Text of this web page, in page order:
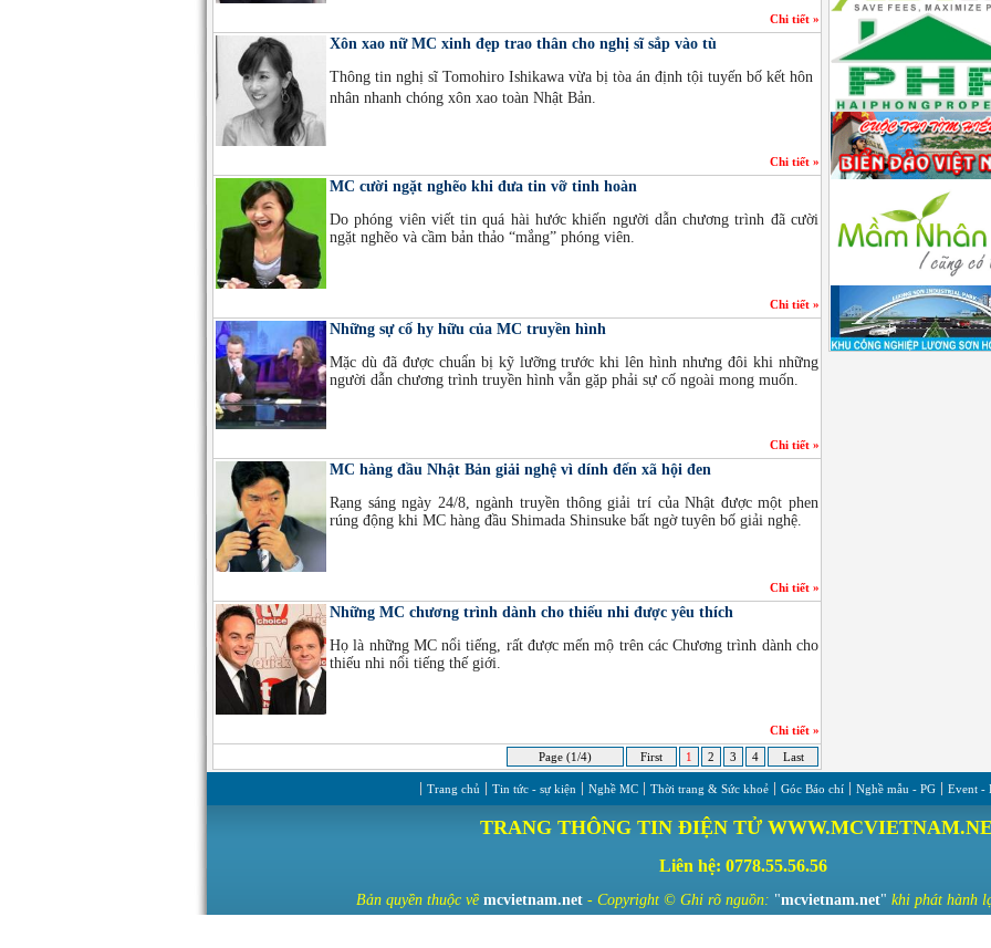
Chi tiết »
Xôn xao nữ MC xinh đẹp trao thân cho nghị sĩ sắp vào tù
Thông tin nghị sĩ Tomohiro Ishikawa vừa bị tòa án định tội tuyến bố kết hôn
nhân nhanh chóng xôn xao toàn Nhật Bản.
Chi tiết »
MC cười ngặt nghẽo khi đưa tin vỡ tinh hoàn
Do phóng viên viết tin quá hài hước khiến người dẫn chương trình đã cười
ngặt nghẽo và cầm bản thảo “mắng” phóng viên.
Chi tiết »
Những sự cố hy hữu của MC truyền hình
Mặc dù đã được chuẩn bị kỹ lưỡng trước khi lên hình nhưng đôi khi những
người dẫn chương trình truyền hình vẫn gặp phải sự cố ngoài mong muốn.
Chi tiết »
MC hàng đầu Nhật Bản giải nghệ vì dính đến xã hội đen
Rạng sáng ngày 24/8, ngành truyền thông giải trí của Nhật được một phen
rúng động khi MC hàng đầu Shimada Shinsuke bất ngờ tuyên bố giải nghệ.
Chi tiết »
Những MC chương trình dành cho thiếu nhi được yêu thích
Họ là những MC nổi tiếng, rất được mến mộ trên các Chương trình dành cho
thiếu nhi nổi tiếng thế giới.
Chi tiết »
Page (1/4)
First 1 2 3 4 Last
Trang chủ Tin tức - sự kiện Nghề MC Thời trang & Sức khoẻ Góc Báo chí Nghề mẫu - PG Event -
TRANG THÔNG TIN ĐIỆN TỬ
Liên hệ: 0778.55.56.56
Bản quyền thuộc về mcvietnam.net - Copyright © Ghi rõ nguồn: "mcvietnam.net" khi phát hành